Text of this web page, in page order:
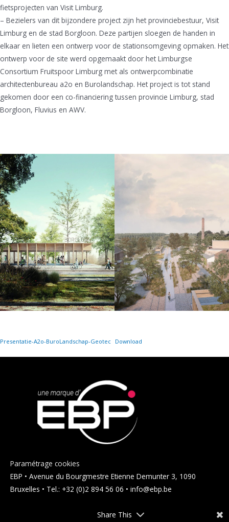
fietsprojecten van Visit Limburg.
– Bezielers van dit bijzondere project zijn het provinciebestuur, Visit
Limburg en de stad Borgloon. Deze partijen sloegen de handen in
elkaar en lieten een ontwerp voor de stationsomgeving opmaken. Het
ontwerp voor de site werd opgemaakt door het Limburgse
Consortium Fruitspoor Limburg met als ontwerpcombinatie
architectenbureau a2o en Burolandschap. Het project is tot stand
gekomen door een co-financiering tussen provincie Limburg, stad
Borgloon, Fluvius en AWV.
Presentatie-A2o-BuroLandschap-Geotec Download
Paramétrage cookies
EBP • Avenue du Bourgmestre Etienne Demunter 3, 1090
Bruxelles • Tel.: +32 (0)2 894 56 06 • info@ebp.be
Share This